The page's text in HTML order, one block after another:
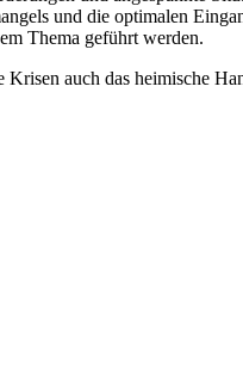
und die optimalen
Thema geführt werden.
auch das heimische